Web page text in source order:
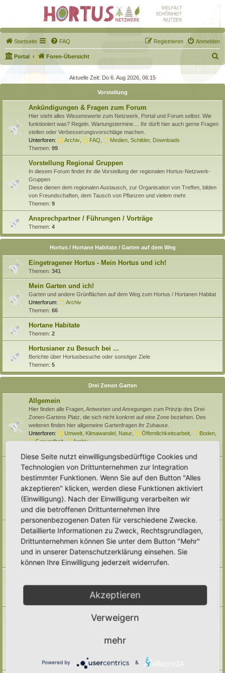
Startseite FAQ Anmelden
Registrieren
Portal Foren-Übersicht
u
Aktuelle Zeit: Do 6. Aug 2026, 06:15
Vorstellung
Ankündigungen & Fragen zum Forum
Hier steht alles Wissenswerte zum Netzwerk, Portal und Forum selbst. Wie
funktioniert was? Regeln. Wartungstermine.... Ihr dürft hier auch gerne Fragen
stellen oder Verbesserungsvorschläge machen.
Unterforen:
Archiv, FAQ
Medien, Schilder, Downloads
Themen: 99
Vorstellung Regional Gruppen
In diesem Forum findet ihr die Vorstellung der regionalen Hortus-Netzwerk-
Gruppen
Diese dienen dem regionalen Austausch, zur Organisation von Treffen, bilden
von Freundschaften, dem Tausch von Pflanzen und vielem mehr.
Themen: 9
Ansprechpartner / Führungen / Vorträge
Themen: 4
Hortus / Hortane Habitate / Garten auf dem Weg
Eingetragener Hortus - Mein Hortus und ich!
Themen: 341
Mein Garten und ich!
Garten und andere Grünflächen auf dem Weg zum Hortus / Hortanen Habitat
Unterforum:
Archiv
Themen: 66
Hortane Habitate
Themen: 2
Hortusianer zu Besuch bei ...
Berichte über Hortusbesuche oder sonstiger Ziele
Themen: 5
Drei Zonen Garten
Allgemein
Hier finden alle Fragen, Antworten und Anregungen zum Prinzip des Drei-
Zonen-Gartens Platz, die sich nicht konkret auf eine Zone beziehen. Des
weiteren finden hier allgemeine Gartenfragen ihr Zuhause.
Unterforen:
Umwelt, Klimawandel, Natur, Öffentlichkeitsarbeit, Boden,
Gesundheit,
Archiv
Naturmodule & kleine Biotope
Alles um die Naturmodule, sowie Wald-Themen, Sumpfzonen, Wasserzonen,
wechselfeuchte Gebiete, nährstoffreichere Areale, usw.
Unterforen:
Trockenmauern, Pyramiden , Teiche & Wasserstellen
Sandarien, Reisighaufen & Laubhaufen, Totholz, Käferkeller
Benjeshecke, Sonstige Lebensräume
Archiv
Themen:71
Pufferzone
Hier gehört alles hin, was die Pufferzone in einem Hortus betrifft. Frage,
Antworten, Wissen und Ideen: Her damit!
Unterforum:
Archiv
Themen:29
Themen der Ertragszone finden hier einen Platz.
Kompostieren/ Mulchen/ Dauerhumus,
Themen:247
Diese Seite nutzt einwilligungsbedürftige Cookies und
Technologien von Drittunternehmen zur Integration
bestimmter Funktionen. Wenn Sie auf den Button "Alles
akzeptieren" klicken, werden diese Funktionen aktiviert
(Einwilligung). Nach der Einwilligung verarbeiten wir
und die betroffenen Drittunternehmen Ihre
personenbezogenen Daten für verschiedene Zwecke.
Detaillierte Informationen zu Zweck, Rechtsgrundlagen,
Drittunternehmen können Sie unter dem Button "Mehr"
und in unserer Datenschutzerklärung einsehen. Sie
können Ihre Einwilligung jederzeit widerrufen.
Akzeptieren
Verweigern
mehr
Powered by &